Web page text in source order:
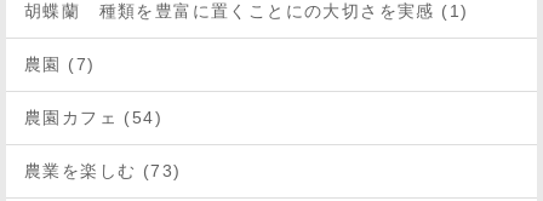
胡蝶蘭 種類を豊富に置くことにの大切さを実感 (1)
農園 (7)
農園カフェ (54)
農業を楽しむ (73)